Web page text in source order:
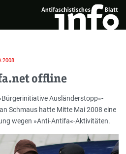
öffnen
offline
Ausländerstopp«-
Schmaus hatte Mitte Mai 2008 eine
wegen »Anti-Antifa«-Aktivitäten.